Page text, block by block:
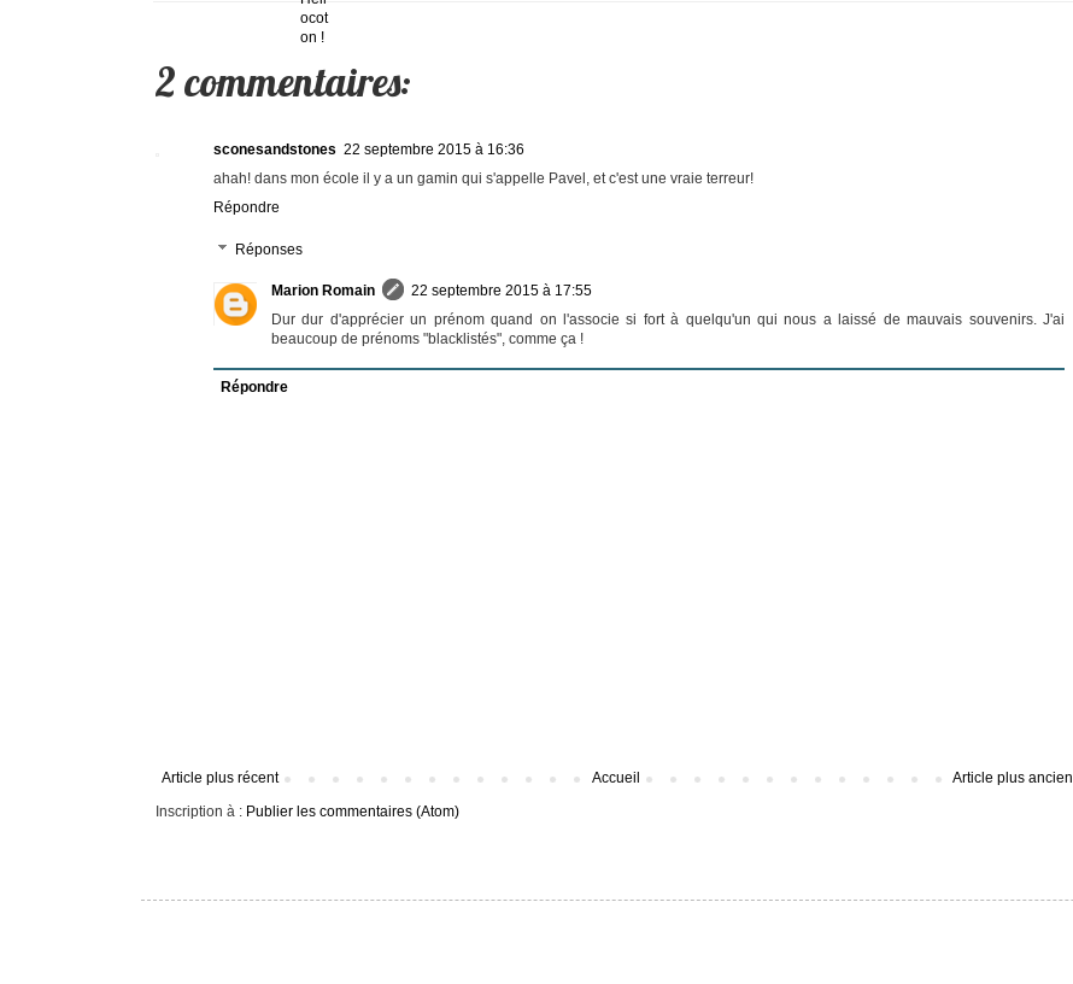
2 commentaires:
sconesandstones 22 septembre 2015 à 16:36
ahah! dans mon école il y a un gamin qui s'appelle Pavel, et c'est une vraie terreur!
Répondre
Réponses
Marion Romain
22 septembre 2015 à 17:55
Dur dur d'apprécier un prénom quand on l'associe si fort à quelqu'un qui nous a laissé de mauvais souvenirs. J'ai
beaucoup de prénoms "blacklistés", comme ça !
Répondre
Article plus récent Article plus ancien
Accueil
Inscription à : Publier les commentaires (Atom)